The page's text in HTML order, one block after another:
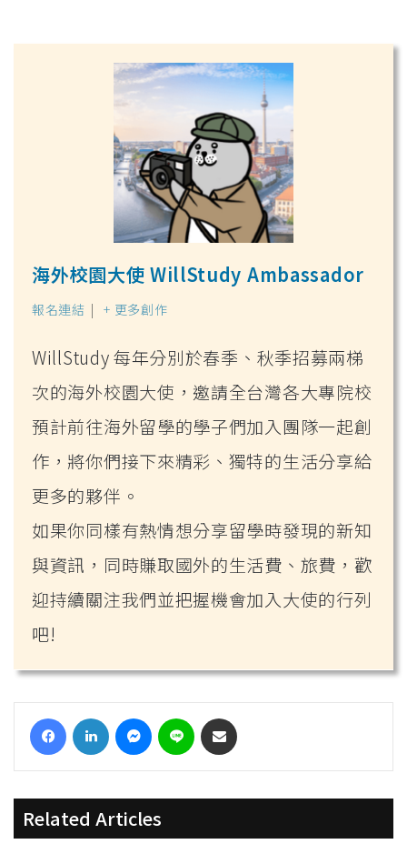
海外校園大使 WillStudy Ambassador
報名連結 | + 更多創作
WillStudy 每年分別於春季、秋季招募兩梯
次的海外校園大使，邀請全台灣各大專院校
預計前往海外留學的學子們加入團隊一起創
作，將你們接下來精彩、獨特的生活分享給
更多的夥伴。
如果你同樣有熱情想分享留學時發現的新知
與資訊，同時賺取國外的生活費、旅費，歡
迎持續關注我們並把握機會加入大使的行列
吧!
Facebook LinkedIn Messenger
Line
Related Articles